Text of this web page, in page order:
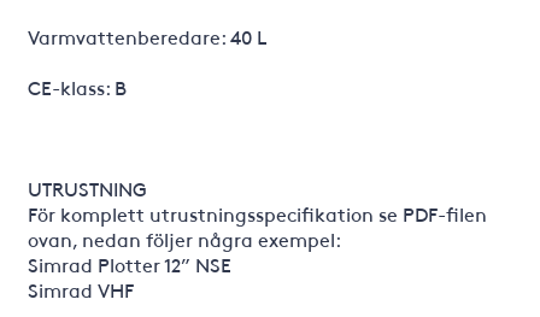
Varmvattenberedare: 40 L
CE-klass: B
UTRUSTNING
För komplett utrustningsspecifikation se PDF-filen
ovan, nedan följer några exempel:
Simrad Plotter 12” NSE
Simrad VHF